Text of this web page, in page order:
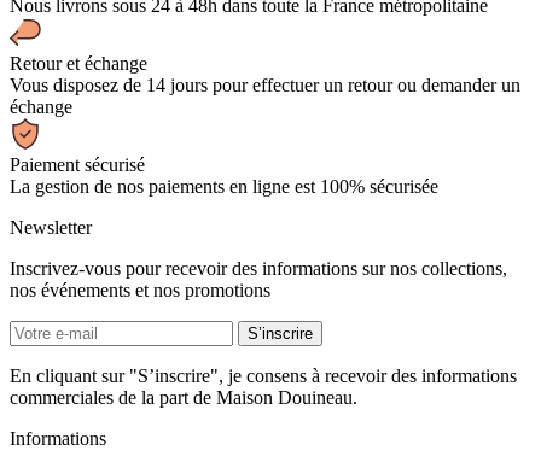
Nous livrons sous 24 à 48h dans toute la France métropolitaine
Retour et échange
Vous disposez de 14 jours pour effectuer un retour ou demander un
échange
Paiement sécurisé
La gestion de nos paiements en ligne est 100% sécurisée
Newsletter
Inscrivez-vous pour recevoir des informations sur nos collections,
nos événements et nos promotions
En cliquant sur "S’inscrire", je consens à recevoir des informations
commerciales de la part de Maison Douineau.
Informations